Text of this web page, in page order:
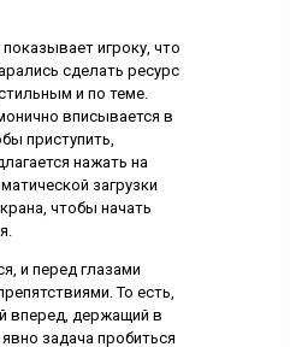
игроку, что
сделать ресурс
и по теме.
вписывается в
приступить,
нажать на
загрузки
чтобы начать
и перед глазами
То есть,
вперед, держащий в
задача пробиться